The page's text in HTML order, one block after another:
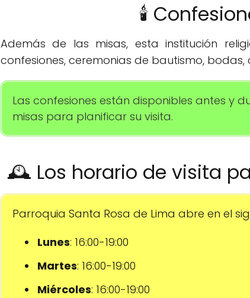
🕯️
Además de las misas, esta institución
confesiones, ceremonias de bautismo,
Las confesiones están disponibles antes y
misas para planificar su visita.
🕰️ Los horario de visita
Parroquia Santa Rosa de Lima abre en el
Lunes: 16:00-19:00
Martes: 16:00-19:00
Miércoles: 16:00-19:00